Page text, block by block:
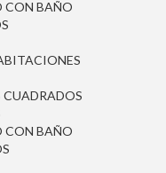
CON BAÑO
CUADRADOS
CON BAÑO